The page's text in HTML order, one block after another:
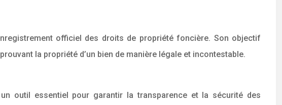
officiel des droits de propriété foncière. Son objectif
la propriété d’un bien de manière légale et incontestable.
outil essentiel pour garantir la transparence et la sécurité des